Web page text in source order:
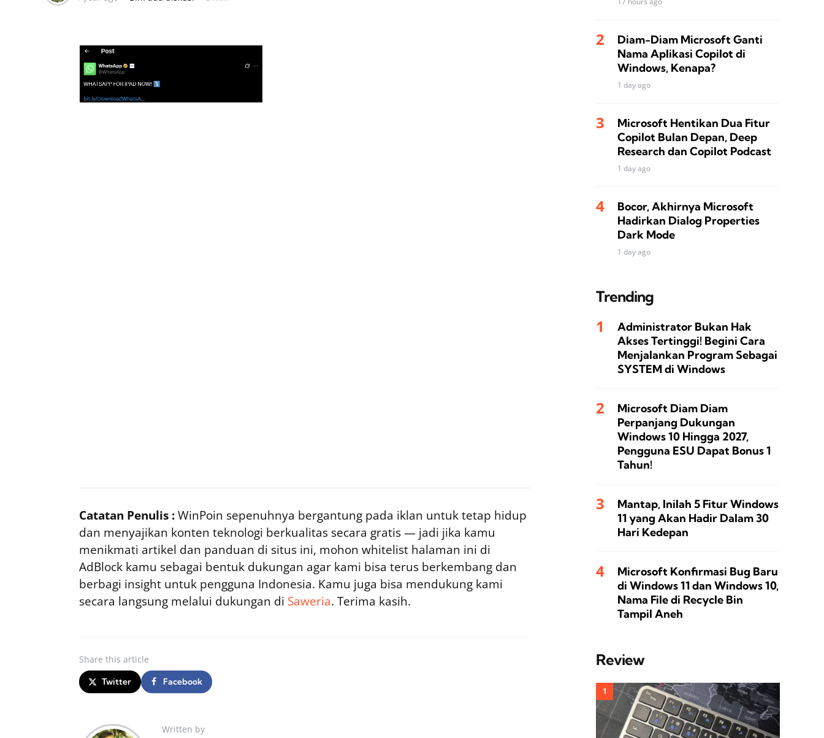
Catatan Penulis :WinPoin sepenuhnya bergantung pada iklan untuk tetap hidup
dan menyajikan konten teknologi berkualitas secara gratis — jadi jika kamu
menikmati artikel dan panduan di situs ini, mohon whitelist halaman ini di
AdBlock kamu sebagai bentuk dukungan agar kami bisa terus berkembang dan
berbagi insight untuk pengguna Indonesia. Kamu juga bisa mendukung kami
secara langsung melalui dukungan di Saweria. Terima kasih.
Share this article
Twitter Facebook
Written by
Diam-Diam Microsoft Ganti
Nama Aplikasi Copilot di
Windows, Kenapa?
1 day ago
Microsoft Hentikan Dua Fitur
Copilot Bulan Depan, Deep
Research dan Copilot Podcast
1 day ago
Bocor, Akhirnya Microsoft
Hadirkan Dialog Properties
Dark Mode
1 day ago
Trending
Administrator Bukan Hak
Akses Tertinggi! Begini Cara
Menjalankan Program Sebagai
SYSTEM di Windows
Microsoft Diam Diam
Perpanjang Dukungan
Windows 10 Hingga 2027,
Pengguna ESU Dapat Bonus 1
Tahun!
Mantap, Inilah 5 Fitur Windows
11 yang Akan Hadir Dalam 30
Hari Kedepan
Microsoft Konfirmasi Bug Baru
di Windows 11 dan Windows 10,
Nama File di Recycle Bin
Tampil Aneh
Review